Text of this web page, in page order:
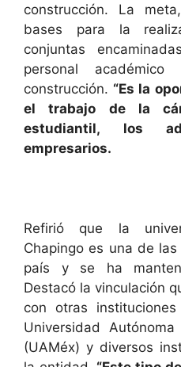
construcción. La
bases para la
conjuntas
personal
construcción. “Es la
el trabajo de la
estudiantil, los
empresarios.
Refirió que la
Chapingo es una de
país y se ha
Destacó la vinculación
con otras
Universidad
(UAMéx) y diversos